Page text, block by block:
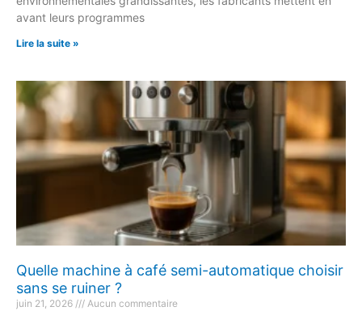
avant leurs programmes
Lire la suite »
Quelle machine à café semi-automatique choisir
sans se ruiner ?
juin 21, 2026 Aucun commentaire